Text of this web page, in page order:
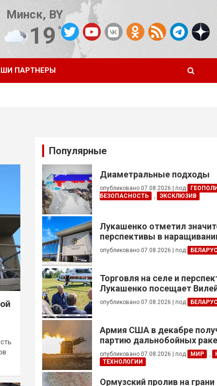
Минск, BY
19°C
от OpenWeatherMap
ПАРТНЕРЫ
Популярные
Диаметральные подходы
опубликовано 07.08.2026 под
БЕЗОПАСНОСТЬ
, ЭКСКЛЮЗИВ
Лукашенко отметил
перспективы в
реализации проектов с
опубликовано 07.08.2026 под
Торговля на селе и
Лукашенко посещает
опубликовано 07.08.2026 под
Армия США в декабре
партию дальнобойных
примененных против Ирана
опубликовано 07.08.2026 под МИР ,
ТЕХНОЛОГИИ
Ормузский пролив на